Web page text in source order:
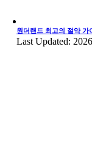
원더랜드 최고의 절약
Last Updated: